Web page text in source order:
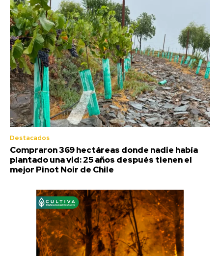
Destacados
Compraron 369 hectáreas donde nadie había
plantado una vid: 25 años después tienen el
mejor Pinot Noir de Chile